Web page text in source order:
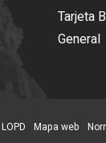
Tarjeta
General
LOPD Mapa web